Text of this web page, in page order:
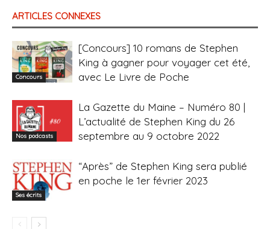
ARTICLES CONNEXES
Concours
[Concours] 10 romans de Stephen
King à gagner pour voyager cet été,
avec Le Livre de Poche
Nos podcasts
La Gazette du Maine – Numéro 80 |
L’actualité de Stephen King du 26
septembre au 9 octobre 2022
Ses écrits
“Après” de Stephen King sera publié
en poche le 1er février 2023